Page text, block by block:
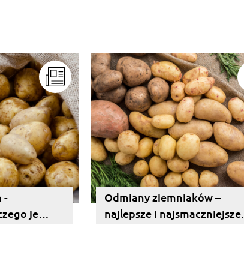
-
je
Odmiany ziemniaków –
najlepsze i najsmaczniejsze.